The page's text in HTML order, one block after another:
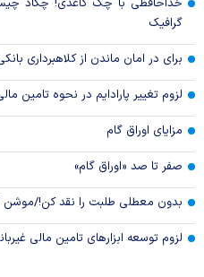
گرافیک
برای در امان ماندن از کلاهبرداری
لزوم تغییر پارادایم در نحوه تامین
مزایای اوراق گام
صفر تا صد «اوراق گام»
بدون معطلی طلبت را نقد کن!/موشن
لزوم توسعه ابزارهای تامین مالی